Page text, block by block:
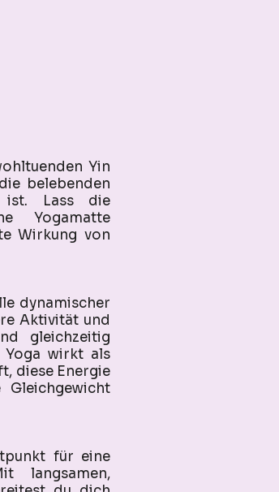
Yin
belebenden
ist. Lass die
Yogamatte
Wirkung von
dynamischer
Aktivität und
gleichzeitig
Yoga wirkt als
diese Energie
Gleichgewicht
für eine
langsamen,